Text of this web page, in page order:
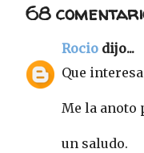
68
Rocio dijo...
Que
Me la anoto
un saludo.